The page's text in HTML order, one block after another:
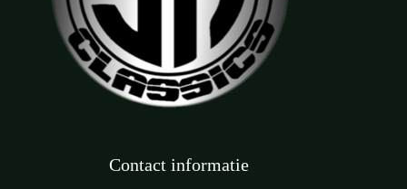
Contact informatie